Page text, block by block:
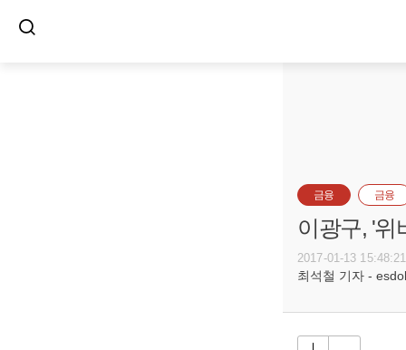
금융 금융
이광구, '위
2017-01-13 15:48:21
최석철 기자 -